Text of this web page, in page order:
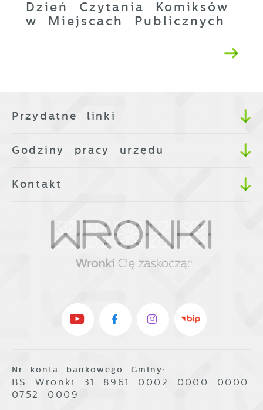
Dzień Czytania Komiksów
w Miejscach Publicznych
Przydatne linki
Godziny pracy urzędu
Kontakt
Nr konta bankowego Gminy:
BS Wronki 31 8961 0002 0000 0000
0752 0009